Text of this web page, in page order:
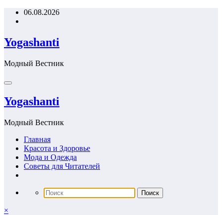
Перейти06.08.2026
Yogashanti
Модный Вестник
Yogashanti
Модный Вестник
Главная
Красота и Здоровье
Мода и Одежда
Советы для Читателей
×